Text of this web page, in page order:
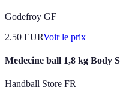
Godefroy GF
2.50 EURVoir le prix
Medecine ball 1,8 kg Body
Handball Store FR